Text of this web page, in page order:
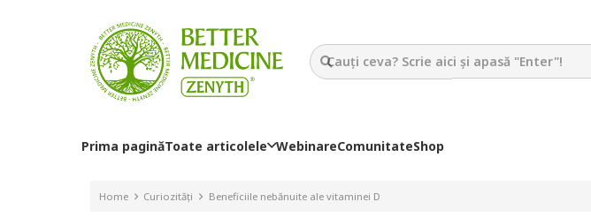
Prima paginăToate articolele WebinareComunitateShop
Home Curiozități Beneficiile nebănuite ale vitaminei D